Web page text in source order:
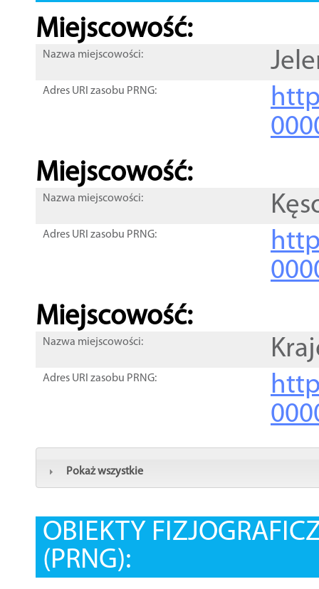
Miejscowość:
Nazwa miejscowości:
Adres URI zasobu PRNG:
Miejscowość:
Nazwa miejscowości:
Adres URI zasobu PRNG:
Miejscowość:
Nazwa miejscowości:
Adres URI zasobu PRNG:
Pokaż wszystkie
OBIEKTY
(PRNG):